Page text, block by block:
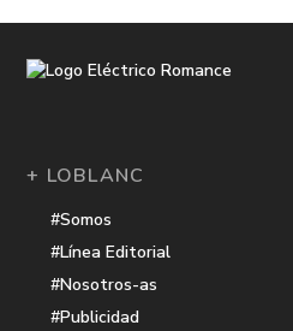
+ LOBLANC
#Somos
#Línea Editorial
#Nosotros-as
#Publicidad